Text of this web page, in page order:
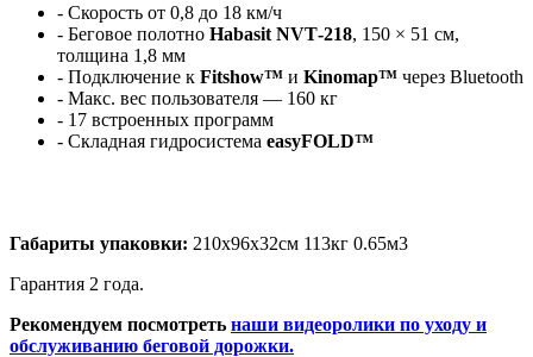
- Скорость от 0,8 до 18 км/ч
- Беговое полотно Habasit NVT‑218, 150 × 51 см,
толщина 1,8 мм
- Подключение к Fitshow™ и Kinomap™ через Bluetooth
- Макс. вес пользователя — 160 кг
- 17 встроенных программ
- Складная гидросистема easyFOLD™
Габариты упаковки: 210х96х32см 113кг 0.65м3
Гарантия 2 года.
Рекомендуем посмотреть наши видеоролики по уходу и
обслуживанию беговой дорожки.